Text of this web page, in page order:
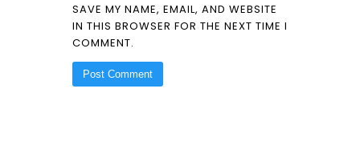
SAVE MY NAME, EMAIL, AND WEBSITE
IN THIS BROWSER FOR THE NEXT TIME I
COMMENT.